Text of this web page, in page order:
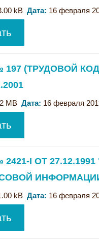
kB Дата: 16 февраля
197 (ТРУДОВОЙ
MB Дата: 16 февраля
I ОТ
kB Дата: 16 февраля